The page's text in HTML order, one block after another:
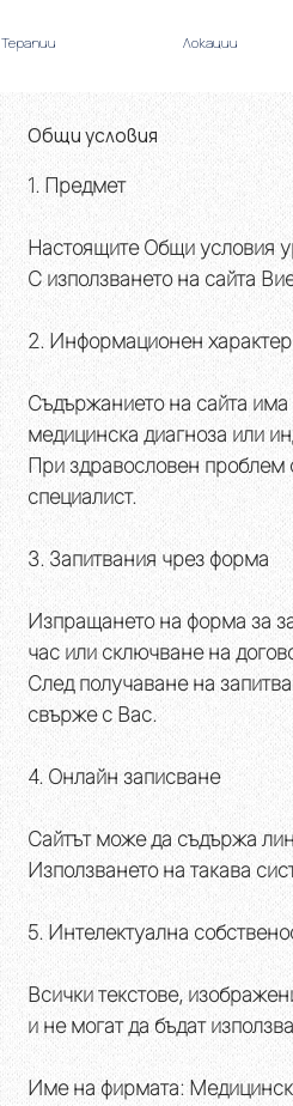
Терапии Локации
Общи условия
1. Предмет
Настоящите Общи условия
С използването на сайта
2. Информационен характер
Съдържанието на сайта
медицинска диагноза или
При здравословен проблем
специалист.
3. Запитвания чрез форма
Изпращането на форма за
час или сключване на
След получаване на
свърже с Вас.
4. Онлайн записване
Сайтът може да съдържа
Използването на такава
5. Интелектуална
Всички текстове,
и не могат да бъдат
Име на фирмата: